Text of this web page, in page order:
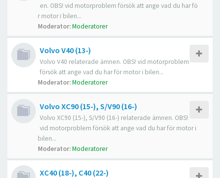
en. OBS! vid motorproblem försök att ange vad du har fö
r motor i bilen...
Moderator:Moderatorer
Volvo V40 (13-)
Volvo V40 relaterade ämnen. OBS! vid motorproblem
försök att ange vad du har för motor i bilen...
Moderator:Moderatorer
Volvo XC90 (15-), S/V90 (16-)
Volvo XC90 (15-), S/V90 (16-) relaterade ämnen. OBS!
vid motorproblem försök att ange vad du har för motor i
bilen...
Moderator:Moderatorer
XC40 (18-), C40 (22-)